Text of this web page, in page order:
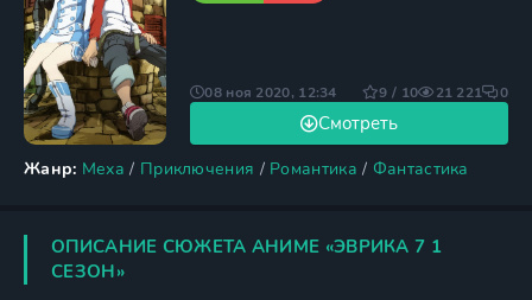
Жанр: Меха / Приключения / Романтика / Фантастика
Смотреть
08 ноя 2020, 12:34 9 / 10 21 221 0
ОПИСАНИЕ СЮЖЕТА АНИМЕ «ЭВРИКА 7 1
СЕЗОН»